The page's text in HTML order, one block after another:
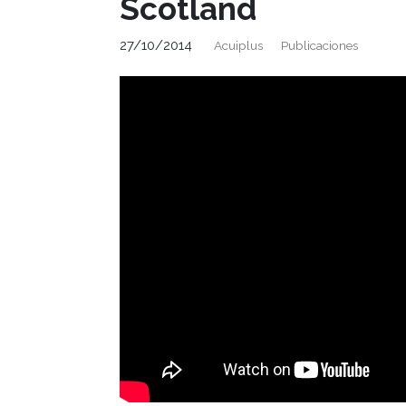
Scotland
27/10/2014 Acuiplus Publicaciones